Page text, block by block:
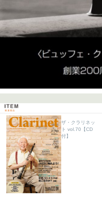
ザ・クラリネッ
ト vol.70【CD
付】